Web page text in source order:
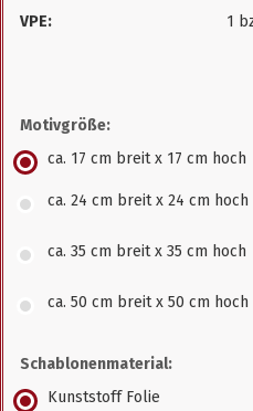
VPE:
1
Motivgröße:
ca. 17 cm breit x 17 cm hoch
ca. 24 cm breit x 24 cm hoch
ca. 35 cm breit x 35 cm hoch
ca. 50 cm breit x 50 cm hoch
Schablonenmaterial:
Kunststoff Folie